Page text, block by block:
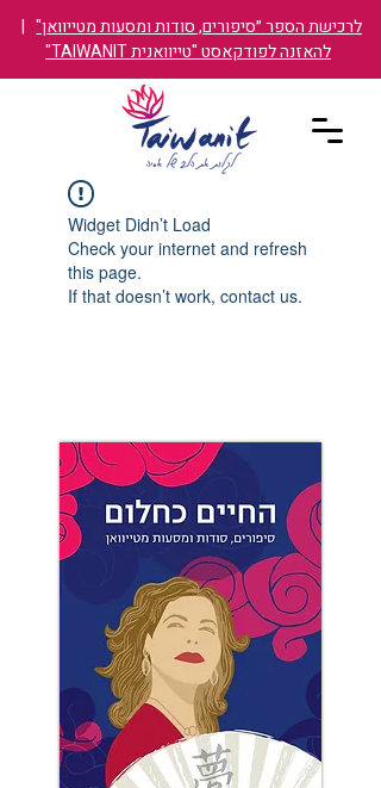
לרכישת הספר ״סיפורים, סודות ומסעות מטייוואן" |
להאזנה לפודקאסט "טייוואנית TAIWANIT"
Widget Didn’t Load
Check your internet and refresh
this page.
If that doesn’t work, contact us.